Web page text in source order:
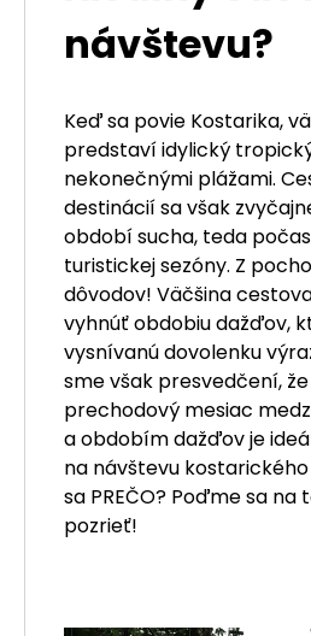
návštevu?
Keď sa povie Kostarika,
predstaví idylický
nekonečnými plážami.
destinácií sa však
období sucha, teda
turistickej sezóny. Z
dôvodov! Väčšina
vyhnúť obdobiu dažďov,
vysnívanú dovolenku
sme však presvedčení,
prechodový mesiac
a obdobím dažďov je
na návštevu
sa PREČO? Poďme sa na
pozrieť!